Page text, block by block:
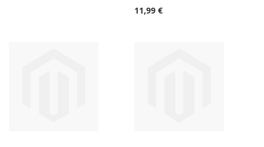
11,99 €